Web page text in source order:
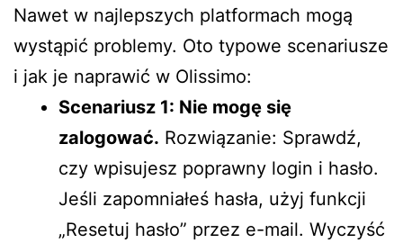
Nawet w najlepszych platformach mogą
wystąpić problemy. Oto typowe scenariusze
i jak je naprawić w Olissimo:
Scenariusz 1: Nie mogę się
zalogować. Rozwiązanie: Sprawdź,
czy wpisujesz poprawny login i hasło.
Jeśli zapomniałeś hasła, użyj funkcji
„Resetuj hasło” przez e-mail. Wyczyść